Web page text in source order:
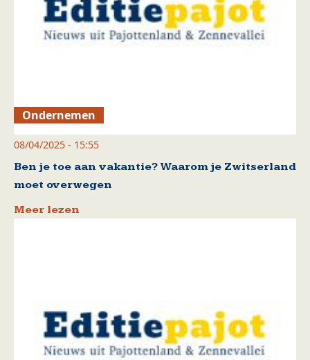
Ondernemen
08/04/2025 - 15:55
Ben je toe aan vakantie? Waarom je Zwitserland
moet overwegen
Meer lezen